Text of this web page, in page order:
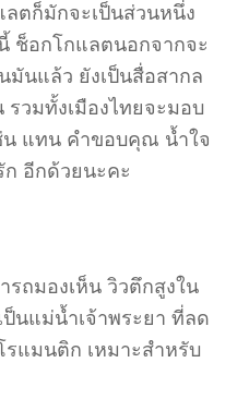
ตก็มักจะเป็นส่วนหนึ่ง
ช็อกโกแลตนอกจากจะ
มันแล้ว ยังเป็นสื่อสากล
วมทั้งเมืองไทยจะมอบ
น แทน คำขอบคุณ น้ำใจ
อีกด้วยนะคะ
รถมองเห็น วิวตึกสูงใน
นแม่น้ำเจ้าพระยา ที่ลด
รแมนติก เหมาะสำหรับ